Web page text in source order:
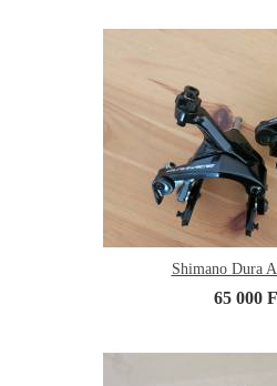
Shimano Dura
65 000